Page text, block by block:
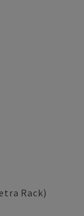
Rack)